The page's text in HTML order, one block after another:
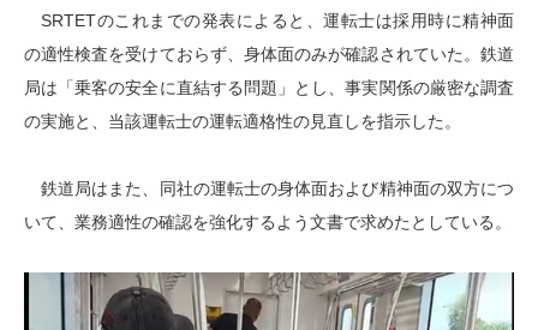
SRTETのこれまでの発表によると、運転士は採用時に精神面
の適性検査を受けておらず、身体面のみが確認されていた。鉄道
局は「乗客の安全に直結する問題」とし、事実関係の厳密な調査
の実施と、当該運転士の運転適格性の見直しを指示した。
鉄道局はまた、同社の運転士の身体面および精神面の双方につ
いて、業務適性の確認を強化するよう文書で求めたとしている。